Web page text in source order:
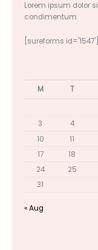
Lorem ipsum dolor
condimentum
[sureforms id='1547']
M
T
3
4
10
11
17
18
24
25
31
« Aug